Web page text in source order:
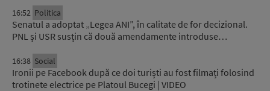
16:52 Politica
Senatul a adoptat „Legea ANI”, în calitate de for decizional.
PNL și USR susțin că două amendamente introduse…
16:38 Social
Ironii pe Facebook după ce doi turiști au fost filmați folosind
trotinete electrice pe Platoul Bucegi | VIDEO